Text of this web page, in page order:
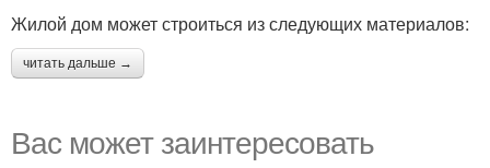
Жилой дом может строиться из следующих материалов:
читать дальше →
Вас может заинтересовать